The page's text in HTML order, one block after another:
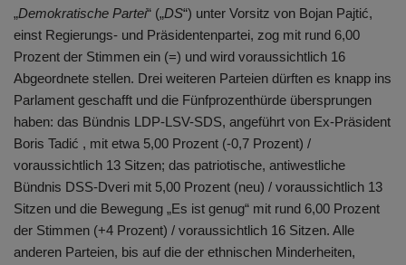
„Demokratische Partei“ („DS“) unter Vorsitz von Bojan Pajtić,
einst Regierungs- und Präsidentenpartei, zog mit rund 6,00
Prozent der Stimmen ein (=) und wird voraussichtlich 16
Abgeordnete stellen. Drei weiteren Parteien dürften es knapp ins
Parlament geschafft und die Fünfprozenthürde übersprungen
haben: das Bündnis LDP-LSV-SDS, angeführt von Ex-Präsident
Boris Tadić , mit etwa 5,00 Prozent (-0,7 Prozent) /
voraussichtlich 13 Sitzen; das patriotische, antiwestliche
Bündnis DSS-Dveri mit 5,00 Prozent (neu) / voraussichtlich 13
Sitzen und die Bewegung „Es ist genug“ mit rund 6,00 Prozent
der Stimmen (+4 Prozent) / voraussichtlich 16 Sitzen. Alle
anderen Parteien, bis auf die der ethnischen Minderheiten,